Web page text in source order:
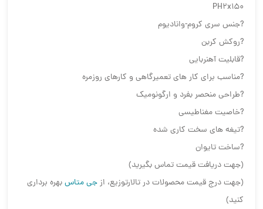
PH2x150
?جنس سری کروم-وانادیوم
?روکش کربن
?قابلیت آهنربایی
?مناسب برای کار های تعمیرگاهی و کارهای روزمره
?طراحی منحصر بفرد و ارگونومیک
?خاصیت مغناطیسی
?تیغه های سخت کاری شده
?ساخت تایوان
(جهت دریافت قیمت تماس بگیرید)
(جهت درج قیمت محصولات در تالارتوزیع، ازجی متاسبهره برداری
کنید)